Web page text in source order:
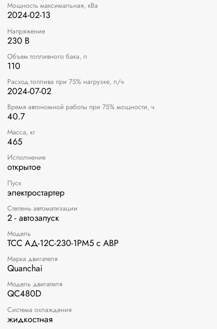
Мощность максимальная, кВа
2024-02-13
Напряжение
230 В
Объем топливного бака, л
110
Расход топлива при 75% нагрузке, л/ч
2024-07-02
Время автономной работы при 75% мощности, ч
40.7
Масса, кг
465
Исполнение
открытое
Пуск
электростартер
Степень автоматизации
2 - автозапуск
Модель
ТСС АД-12С-230-1РМ5 с АВР
Марка двигателя
Quanchai
Модель двигателя
QC480D
Система охлаждения
жидкостная